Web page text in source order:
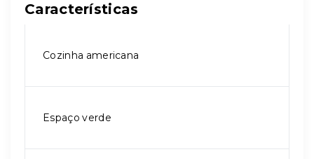
Características
Cozinha americana
Espaço verde